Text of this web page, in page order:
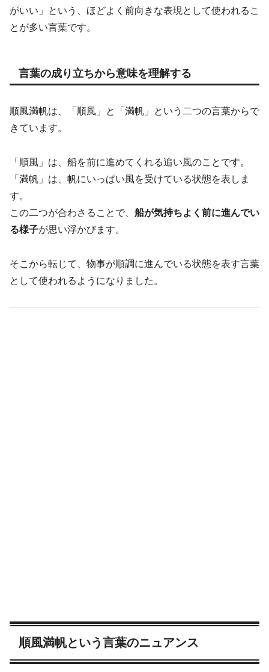
がいい」という、ほどよく前向きな表現として使われるこ
とが多い言葉です。
言葉の成り立ちから意味を理解する
順風満帆は、「順風」と「満帆」という二つの言葉からで
きています。
「順風」は、船を前に進めてくれる追い風のことです。
「満帆」は、帆にいっぱい風を受けている状態を表しま
す。
この二つが合わさることで、 船が気持ちよく前に進んでい
る様子が思い浮かびます。
そこから転じて、物事が順調に進んでいる状態を表す言葉
として使われるようになりました。
順風満帆という言葉のニュアンス